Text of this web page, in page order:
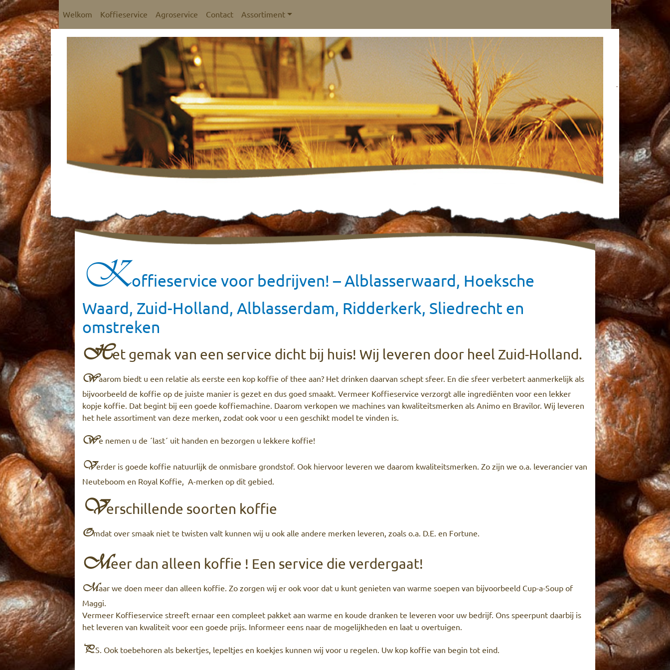
Welkom Koffieservice Agroservice Contact Assortiment
Koffieservice voor bedrijven! – Alblasserwaard, Hoeksche
Waard, Zuid-Holland, Alblasserdam, Ridderkerk, Sliedrecht en
omstreken
Het gemak van een service dicht bij huis! Wij leveren door heel Zuid-Holland.
Waarom biedt u een relatie als eerste een kop koffie of thee aan? Het drinken daarvan schept sfeer. En die sfeer verbetert aanmerkelijk als
bijvoorbeeld de koffie op de juiste manier is gezet en dus goed smaakt. Vermeer Koffieservice verzorgt alle ingrediënten voor een lekker
kopje koffie. Dat begint bij een goede koffiemachine. Daarom verkopen we machines van kwaliteitsmerken als Animo en Bravilor. Wij leveren
het hele assortiment van deze merken, zodat ook voor u een geschikt model te vinden is.
We nemen u de ´last´ uit handen en bezorgen u lekkere koffie!
Verder is goede koffie natuurlijk de onmisbare grondstof. Ook hiervoor leveren we daarom kwaliteitsmerken. Zo zijn we o.a. leverancier van
Neuteboom en Royal Koffie, A-merken op dit gebied.
Verschillende soorten koffie
Omdat over smaak niet te twisten valt kunnen wij u ook alle andere merken leveren, zoals o.a. D.E. en Fortune.
Meer dan alleen koffie ! Een service die verdergaat!
Maar we doen meer dan alleen koffie. Zo zorgen wij er ook voor dat u kunt genieten van warme soepen van bijvoorbeeld Cup-a-Soup of
Maggi.
Vermeer Koffieservice streeft ernaar een compleet pakket aan warme en koude dranken te leveren voor uw bedrijf. Ons speerpunt daarbij is
het leveren van kwaliteit voor een goede prijs. Informeer eens naar de mogelijkheden en laat u overtuigen.
P.S. Ook toebehoren als bekertjes, lepeltjes en koekjes kunnen wij voor u regelen. Uw kop koffie van begin tot eind.